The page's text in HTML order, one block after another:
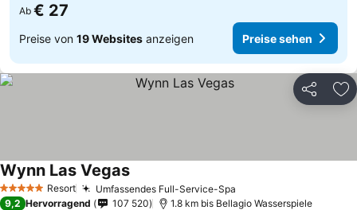
Ab € 27
Preise von 19 Websites anzeigen Preise sehen
Teilen
5 Sterne Resort Umfassendes Full-Service-Spa
Wynn Las Vegas
9,2 Hervorragend 107 520 1.8 km bis Bellagio Wasserspiele